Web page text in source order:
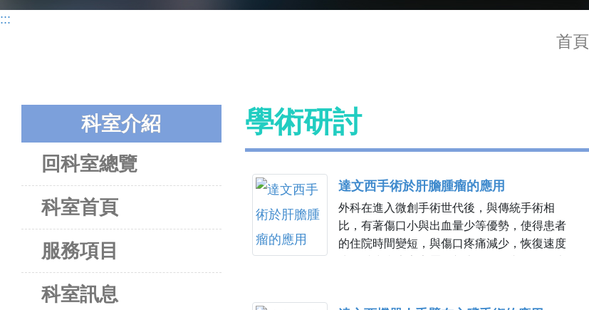
:::
首頁
科室介紹
回科室總覽
科室首頁
服務項目
科室訊息
學術研討
達文西手術於肝膽腫瘤的應用
外科在進入微創手術世代後，與傳統手術相
比，有著傷口小與出血量少等優勢，使得患者
的住院時間變短，與傷口疼痛減少，恢復速度